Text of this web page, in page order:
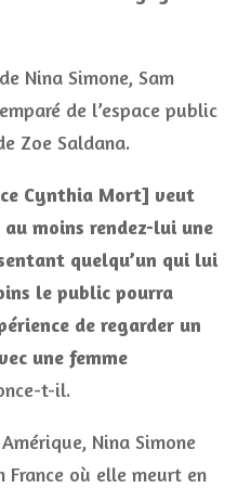
Nina Simone, Sam
de l’espace public
Zoe Saldana.
Cynthia Mort] veut
moins rendez-lui une
quelqu’un qui lui
le public pourra
de regarder un
une femme
t-il.
Nina Simone
où elle meurt en